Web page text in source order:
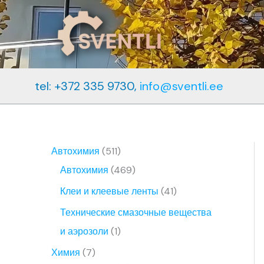
Перейти
к
содержимому
tel: +372 335 9730, info@sventli.ee
Автохимия 5115
1
1
о
Автохимия 4694
6
Клеи и клеевые ленты 414
1
Технические смазочные вещества
и аэрозоли 11
Химия 77